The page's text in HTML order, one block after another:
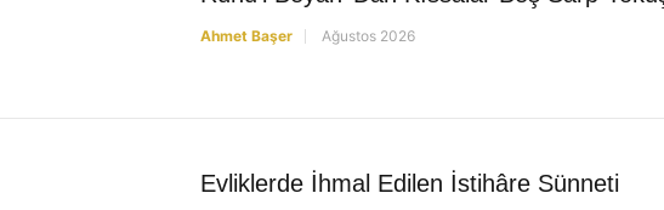
Ahmet Başer Ağustos 2026
Evliklerde İhmal Edilen İstihâre Sünneti